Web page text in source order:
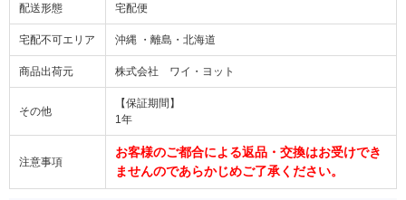
配送形態 宅配便
宅配不可エリア 沖縄 ・離島・北海道
商品出荷元 株式会社 ワイ・ヨット
その他
【保証期間】
1年
注意事項
お客様のご都合による返品・交換はお受けでき
ませんのであらかじめご了承ください。